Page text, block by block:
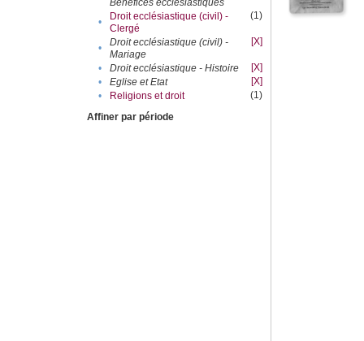
Bénéfices ecclésiastiques
•
Droit ecclésiastique (civil) -
Clergé
(1)
•
Droit ecclésiastique (civil) -
Mariage
[X]
• Droit ecclésiastique - Histoire
[X]
•
Eglise et Etat
[X]
•
Religions et droit
(1)
Affiner par période